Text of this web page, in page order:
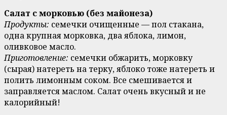
Салат с морковью (без майонеза)
Продукты: семечки очищенные — пол стакана,
одна крупная морковка, два яблока, лимон,
оливковое масло.
Приготовление: семечки обжарить, морковку
(сырая) натереть на терку, яблоко тоже натереть и
полить лимонным соком. Все смешивается и
заправляется маслом. Салат очень вкусный и не
калорийный!